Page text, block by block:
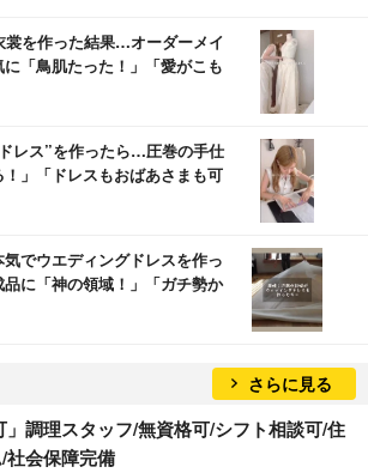
裳を作った結果…オーダーメイ
「鳥肌たった！」「愛がこも
レス”を作ったら…圧巻の手仕
」「ドレスもおばあさまも可
でウエディングドレスを作っ
に「神の領域！」「ガチ勢か
さらに見る
」調理スタッフ/無資格可/シフト相談可/住
社会保障完備